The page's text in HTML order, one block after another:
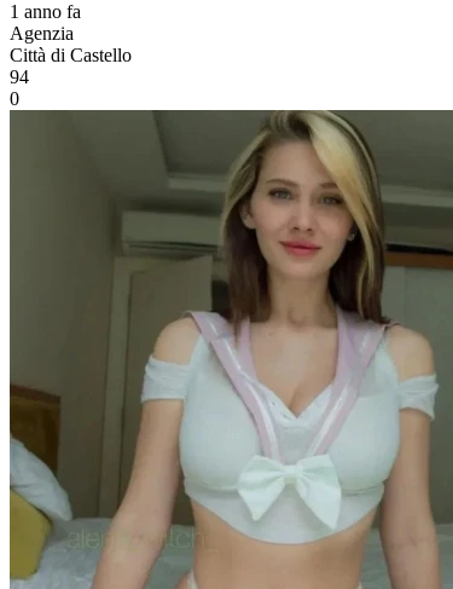
1 anno fa
Agenzia
Città di Castello
94
0